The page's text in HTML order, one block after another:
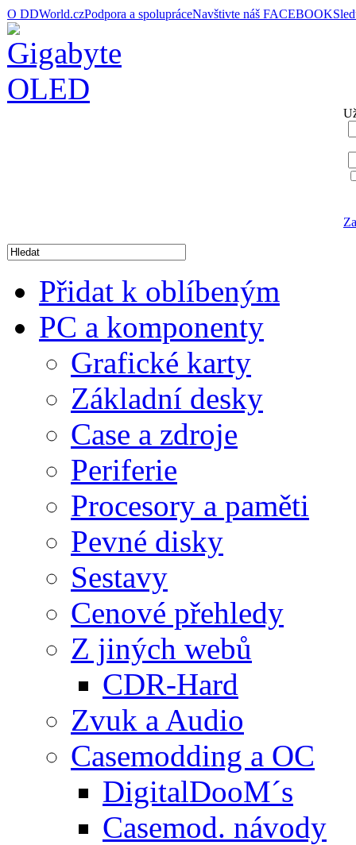
O DDWorld.czPodpora a spolupráceNavštivte náš FACEBOOK
Přidat k oblíbeným
PC a komponenty
Grafické karty
Základní desky
Case a zdroje
Periferie
Procesory a paměti
Pevné disky
Sestavy
Cenové přehledy
Z jiných webů
CDR-Hard
Zvuk a Audio
Casemodding a OC
DigitalDooM´s
Casemod. návody